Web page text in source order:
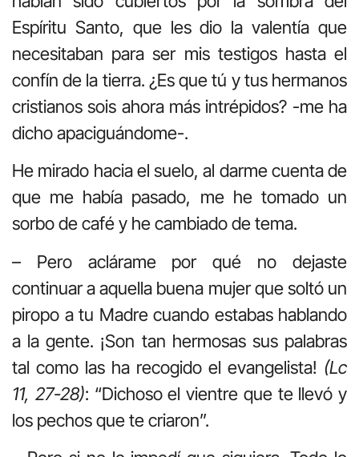
Espíritu Santo, que les dio la valentía que
necesitaban para ser mis testigos hasta el
confín de la tierra. ¿Es que tú y tus hermanos
cristianos sois ahora más intrépidos? -me ha
dicho apaciguándome-.
He mirado hacia el suelo, al darme cuenta de
que me había pasado, me he tomado un
sorbo de café y he cambiado de tema.
– Pero aclárame por qué no dejaste
continuar a aquella buena mujer que soltó un
piropo a tu Madre cuando estabas hablando
a la gente. ¡Son tan hermosas sus palabras
tal como las ha recogido el evangelista! (Lc
11, 27-28): “Dichoso el vientre que te llevó y
los pechos que te criaron”.